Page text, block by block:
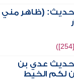
حديث: (ظاهر مني
حديث عدي بن
لكم الخيط